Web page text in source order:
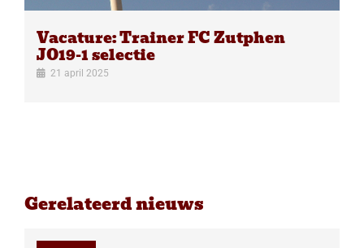
Vacature: Trainer FC Zutphen
JO19-1 selectie
21 april 2025
Gerelateerd nieuws